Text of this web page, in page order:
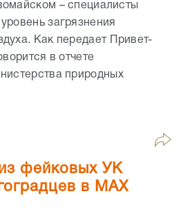
– специалисты
загрязнения
Как передает Привет-
в отчете
природных
фейковых УК
в МАХ